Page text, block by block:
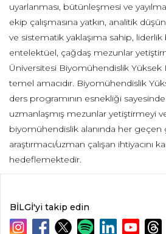
uyarlanması, bütünleşmesi ve
ekip çalışmasına yatkın, analitik
ve sistematik yaklaşıma sahip, liderlik
entelektüel, çağdaş mezunlar
Üniversitesi Biyomühendislik Yüksek
temel amacıdır. Biyomühendislik
ders programının esnekliği sayesinde
uzmanlaşmış mezunlar yetiştirmeyi
biyomühendislik alanında her geçen
araştırmacı/uzman çalışan ihtiyacını
hedeflemektedir.
BİLGİ'yi takip edin